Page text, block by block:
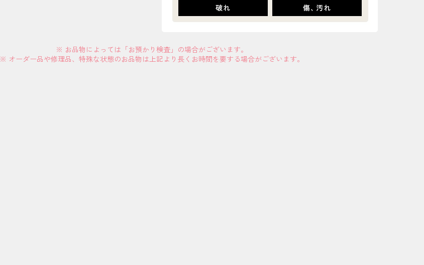
※ お品物によっては「お預かり検査」の場合がございます。
※ オーダー品や修理品、特殊な状態のお品物は上記より長くお時間を要する場合がございます。